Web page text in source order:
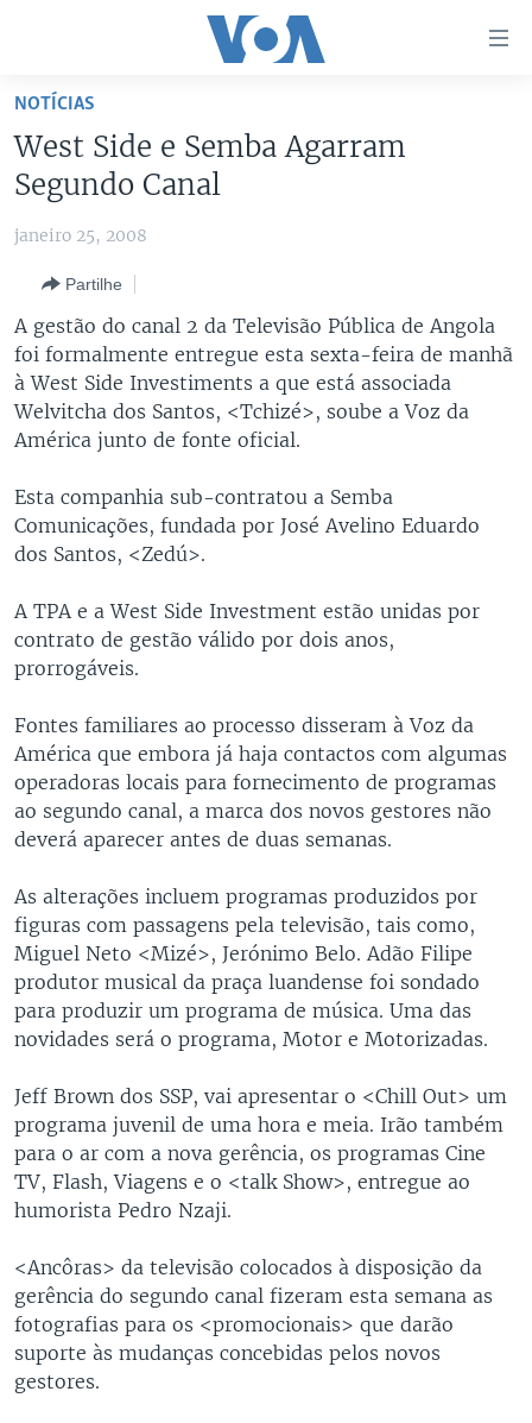
Acesso
para
artigo
principal
para
Pesquisa
GUINÉ-BISSAU
ÁFRICA E MUNDO
BRASIL
DOSSIERS ESPECIAIS
AFRICA AGORA
VÍDEOS
VOA60 ÁFRICA
VOA 60 CLIMA
VOA60 MUNDO
ÁUDIO
ENTRETENIMENTO
SIGA-NOS
Línguas
NOTÍCIAS
West Side e Semba Agarram
Segundo Canal
janeiro 25, 2008
Partilhe
A gestão do canal 2 da Televisão Pública de Angola
foi formalmente entregue esta sexta-feira de manhã
à West Side Investiments a que está associada
Welvitcha dos Santos, <Tchizé>, soube a Voz da
América junto de fonte oficial.
Esta companhia sub-contratou a Semba
Comunicações, fundada por José Avelino Eduardo
dos Santos, <Zedú>.
A TPA e a West Side Investment estão unidas por
contrato de gestão válido por dois anos,
prorrogáveis.
Fontes familiares ao processo disseram à Voz da
América que embora já haja contactos com algumas
operadoras locais para fornecimento de programas
ao segundo canal, a marca dos novos gestores não
deverá aparecer antes de duas semanas.
As alterações incluem programas produzidos por
figuras com passagens pela televisão, tais como,
Miguel Neto <Mizé>, Jerónimo Belo. Adão Filipe
produtor musical da praça luandense foi sondado
para produzir um programa de música. Uma das
novidades será o programa, Motor e Motorizadas.
Jeff Brown dos SSP, vai apresentar o <Chill Out> um
programa juvenil de uma hora e meia. Irão também
para o ar com a nova gerência, os programas Cine
TV, Flash, Viagens e o <talk Show>, entregue ao
humorista Pedro Nzaji.
<Ancôras> da televisão colocados à disposição da
gerência do segundo canal fizeram esta semana as
fotografias para os <promocionais> que darão
suporte às mudanças concebidas pelos novos
gestores.